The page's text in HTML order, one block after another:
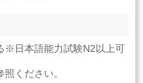
※日本語能力試験N2以上可
ください。